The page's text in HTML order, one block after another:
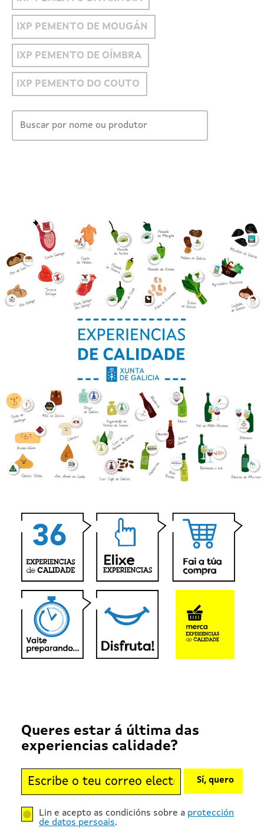
IXP PEMENTO DE MOUGÁN
IXP PEMENTO DE OÍMBRA
IXP PEMENTO DO COUTO
Queres estar á última das
experiencias calidade?
Lin e acepto as condicións sobre a protección
de datos persoais.
Sí, quero